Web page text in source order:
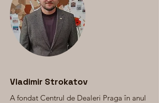
Vladimir Strokatov
A fondat Centrul de Dealeri Praga în anul